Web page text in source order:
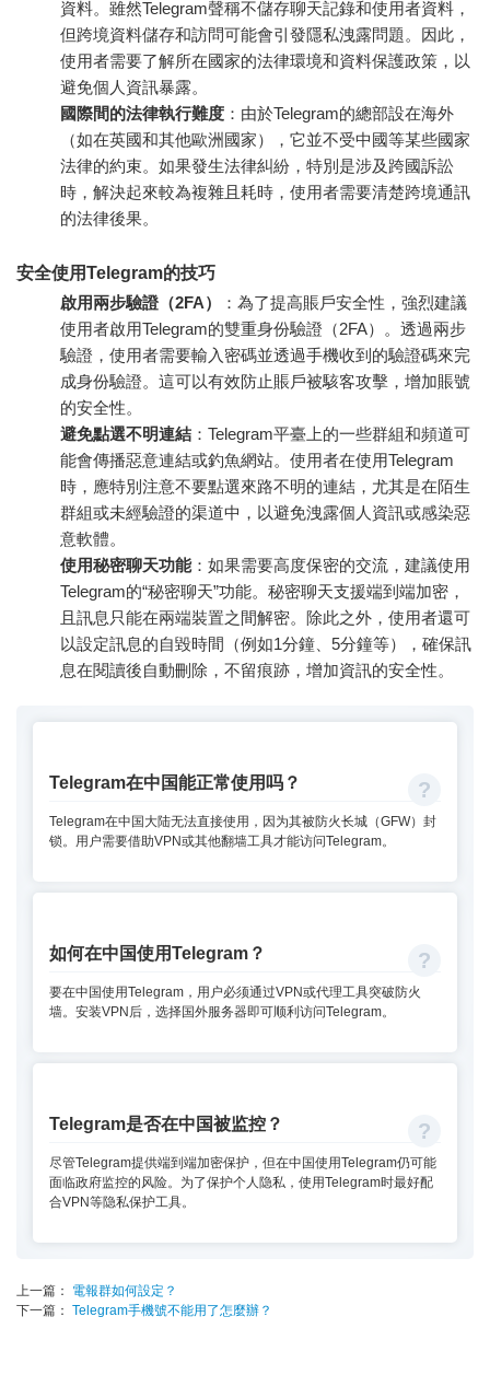
資料。雖然Telegram聲稱不儲存聊天記錄和使用者資料，
但跨境資料儲存和訪問可能會引發隱私洩露問題。因此，
使用者需要了解所在國家的法律環境和資料保護政策，以
避免個人資訊暴露。
國際間的法律執行難度 ：由於Telegram的總部設在海外
（如在英國和其他歐洲國家），它並不受中國等某些國家
法律的約束。如果發生法律糾紛，特別是涉及跨國訴訟
時，解決起來較為複雜且耗時，使用者需要清楚跨境通訊
的法律後果。
安全使用Telegram的技巧
啟用兩步驗證（2FA）
：為了提高賬戶安全性，強烈建議
使用者啟用Telegram的雙重身份驗證（2FA）。透過兩步
驗證，使用者需要輸入密碼並透過手機收到的驗證碼來完
成身份驗證。這可以有效防止賬戶被駭客攻擊，增加賬號
的安全性。
避免點選不明連結 ：Telegram平臺上的一些群組和頻道可
能會傳播惡意連結或釣魚網站。使用者在使用Telegram
時，應特別注意不要點選來路不明的連結，尤其是在陌生
群組或未經驗證的渠道中，以避免洩露個人資訊或感染惡
意軟體。
使用秘密聊天功能：如果需要高度保密的交流，建議使用
Telegram的“秘密聊天”功能。秘密聊天支援端到端加密，
且訊息只能在兩端裝置之間解密。除此之外，使用者還可
以設定訊息的自毀時間（例如1分鐘、5分鐘等），確保訊
息在閱讀後自動刪除，不留痕跡，增加資訊的安全性。
Telegram在中国能正常使用吗？
Telegram在中国大陆无法直接使用，因为其被防火长城（GFW）封
锁。用户需要借助VPN或其他翻墙工具才能访问Telegram。
如何在中国使用Telegram？
要在中国使用Telegram，用户必须通过VPN或代理工具突破防火
墙。安装VPN后，选择国外服务器即可顺利访问Telegram。
Telegram是否在中国被监控？
尽管Telegram提供端到端加密保护，但在中国使用Telegram仍可能
面临政府监控的风险。为了保护个人隐私，使用Telegram时最好配
合VPN等隐私保护工具。
上一篇：
電報群如何設定？
下一篇： Telegram手機號不能用了怎麼辦？